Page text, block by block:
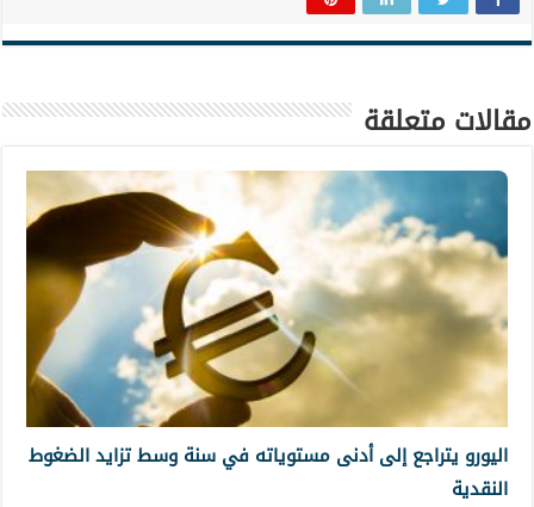
مقالات متعلقة
اليورو يتراجع إلى أدنى مستوياته في سنة وسط تزايد الضغوط
النقدية